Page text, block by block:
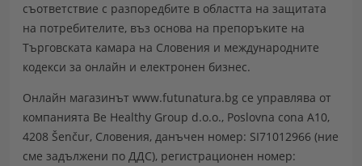
съответствие с разпоредбите в областта на защитата
на потребителите, въз основа на препоръките на
Търговската камара на Словения и международните
кодекси за онлайн и електронен бизнес.
Онлайн магазинът www.futunatura.bg се управлява от
компанията Be Healthy Group d.o.o., Poslovna cona A10,
4208 Šenčur, Словения, данъчен номер: SI71012966 (ние
сме задължени по ДДС), регистрационен номер: